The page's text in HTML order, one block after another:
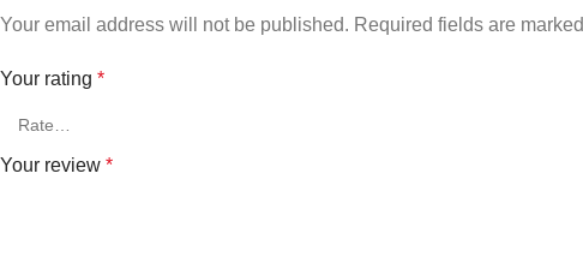
Your email address will not be published. Required fields are marked
Your rating *
Your review *